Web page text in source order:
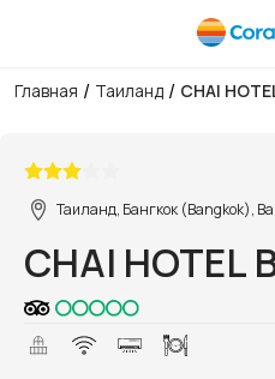
Главная / Таиланд / CHAI
Таиланд, Бангкок (Bangkok),
CHAI HOTEL